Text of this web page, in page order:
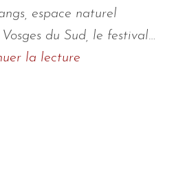
espace naturel
du Sud, le festival…
la lecture